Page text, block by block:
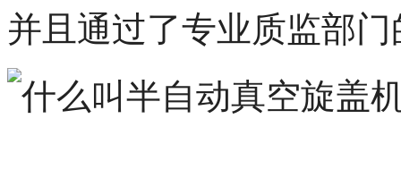
并且通过了专业质监部